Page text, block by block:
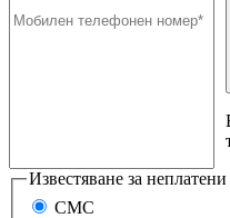
Известяване за
СМС